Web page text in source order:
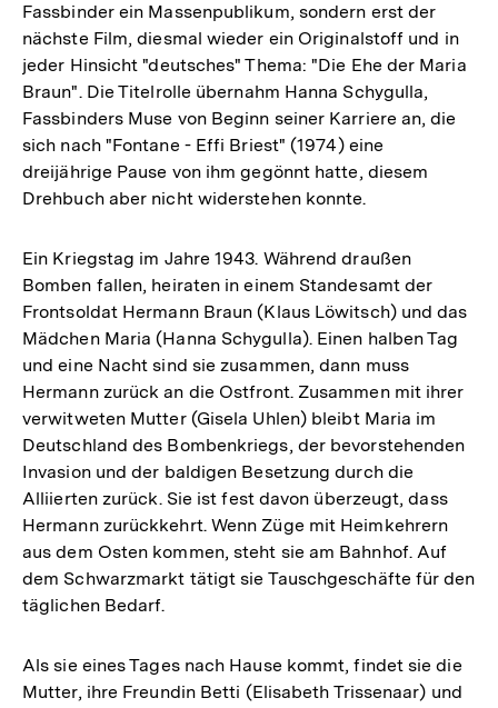
Fassbinder ein Massenpublikum, sondern erst der
nächste Film, diesmal wieder ein Originalstoff und in
jeder Hinsicht "deutsches" Thema: "Die Ehe der Maria
Braun". Die Titelrolle übernahm Hanna Schygulla,
Fassbinders Muse von Beginn seiner Karriere an, die
sich nach "Fontane - Effi Briest" (1974) eine
dreijährige Pause von ihm gegönnt hatte, diesem
Drehbuch aber nicht widerstehen konnte.
Ein Kriegstag im Jahre 1943. Während draußen
Bomben fallen, heiraten in einem Standesamt der
Frontsoldat Hermann Braun (Klaus Löwitsch) und das
Mädchen Maria (Hanna Schygulla). Einen halben Tag
und eine Nacht sind sie zusammen, dann muss
Hermann zurück an die Ostfront. Zusammen mit ihrer
verwitweten Mutter (Gisela Uhlen) bleibt Maria im
Deutschland des Bombenkriegs, der bevorstehenden
Invasion und der baldigen Besetzung durch die
Alliierten zurück. Sie ist fest davon überzeugt, dass
Hermann zurückkehrt. Wenn Züge mit Heimkehrern
aus dem Osten kommen, steht sie am Bahnhof. Auf
dem Schwarzmarkt tätigt sie Tauschgeschäfte für den
täglichen Bedarf.
Als sie eines Tages nach Hause kommt, findet sie die
Mutter, ihre Freundin Betti (Elisabeth Trissenaar) und